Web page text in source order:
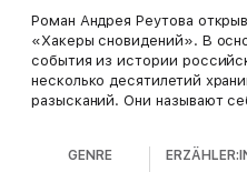
Роман Андрея Реутова
«Хакеры сновидений». В
события из истории
несколько десятилетий
разысканий. Они называют
GENRE